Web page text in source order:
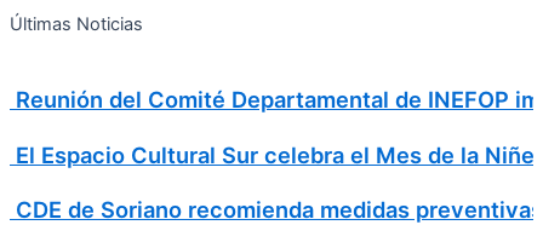
Ir
Últimas Noticias
Reunión del Comité Departamental de INEFOP
El Espacio Cultural Sur celebra el Mes de la
CDE de Soriano recomienda medidas
Search